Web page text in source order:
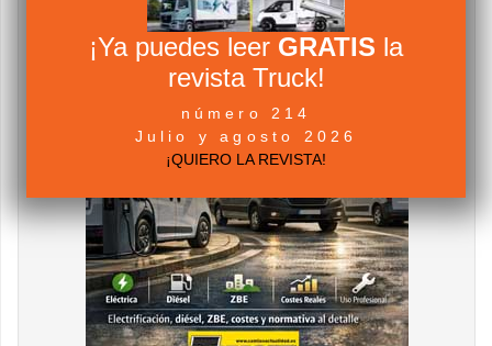
¡Ya puedes leer GRATIS la
revista Truck!
número 214
Julio y agosto 2026
¡QUIERO LA REVISTA!